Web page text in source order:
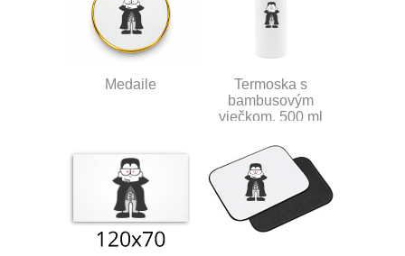
Medaile
Termoska s
bambusovým
viečkom, 500 ml